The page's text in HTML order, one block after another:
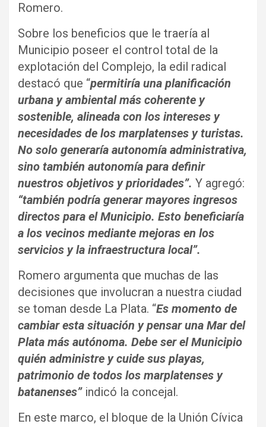
Romero.
Sobre los beneficios que le traería al
Municipio poseer el control total de la
explotación del Complejo, la edil radical
destacó que “permitiría una planificación
urbana y ambiental más coherente y
sostenible, alineada con los intereses y
necesidades de los marplatenses y turistas.
No solo generaría autonomía administrativa,
sino también autonomía para definir
nuestros objetivos y prioridades”. Y agregó:
“también podría generar mayores ingresos
directos para el Municipio. Esto beneficiaría
a los vecinos mediante mejoras en los
servicios y la infraestructura local”.
Romero argumenta que muchas de las
decisiones que involucran a nuestra ciudad
se toman desde La Plata. “Es momento de
cambiar esta situación y pensar una Mar del
Plata más autónoma. Debe ser el Municipio
quién administre y cuide sus playas,
patrimonio de todos los marplatenses y
batanenses” indicó la concejal.
En este marco, el bloque de la Unión Cívica